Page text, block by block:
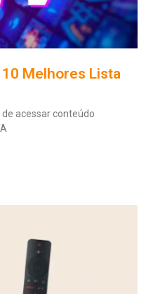
Melhores Lista
acessar conteúdo